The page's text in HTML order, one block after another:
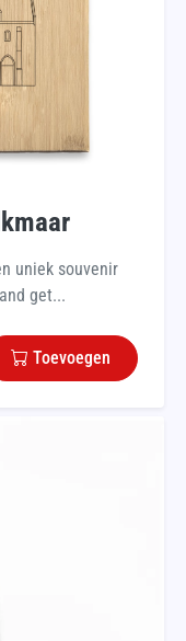
uniek souvenir
get...
Toevoegen